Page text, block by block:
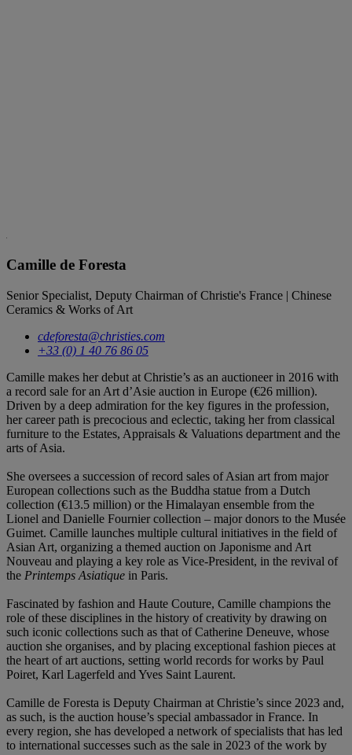
Camille de Foresta
Senior Specialist, Deputy Chairman of Christie's France | Chinese
Ceramics & Works of Art
cdeforesta@christies.com
+33 (0) 1 40 76 86 05
Camille makes her debut at Christie’s as an auctioneer in 2016 with
a record sale for an Art d’Asie auction in Europe (€26 million).
Driven by a deep admiration for the key figures in the profession,
her career path is precocious and eclectic, taking her from classical
furniture to the Estates, Appraisals & Valuations department and the
arts of Asia.
She oversees a succession of record sales of Asian art from major
European collections such as the Buddha statue from a Dutch
collection (€13.5 million) or the Himalayan ensemble from the
Lionel and Danielle Fournier collection – major donors to the Musée
Guimet. Camille launches multiple cultural initiatives in the field of
Asian Art, organizing a themed auction on Japonisme and Art
Nouveau and playing a key role as Vice-President, in the revival of
the Printemps Asiatique in Paris.
Fascinated by fashion and Haute Couture, Camille champions the
role of these disciplines in the history of creativity by drawing on
such iconic collections such as that of Catherine Deneuve, whose
auction she organises, and by placing exceptional fashion pieces at
the heart of art auctions, setting world records for works by Paul
Poiret, Karl Lagerfeld and Yves Saint Laurent.
Camille de Foresta is Deputy Chairman at Christie’s since 2023 and,
as such, is the auction house’s special ambassador in France. In
every region, she has developed a network of specialists that has led
to international successes such as the sale in 2023 of the work by